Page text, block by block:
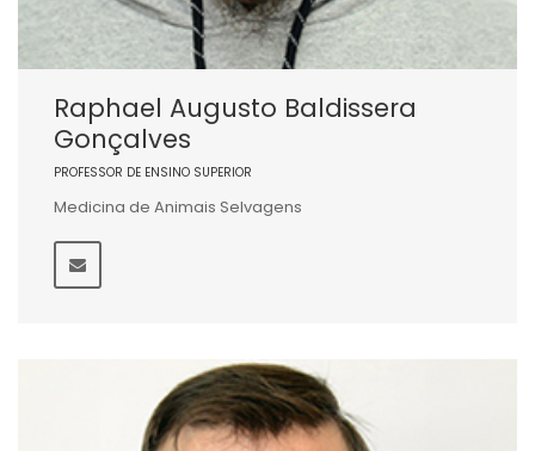
Raphael Augusto Baldissera
Gonçalves
PROFESSOR DE ENSINO SUPERIOR
Medicina de Animais Selvagens